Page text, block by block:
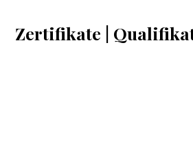
Zertifikate |